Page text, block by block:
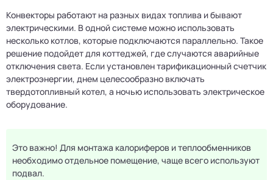
Конвекторы работают на разных видах топлива и бывают
электрическими. В одной системе можно использовать
несколько котлов, которые подключаются параллельно. Такое
решение подойдет для коттеджей, где случаются аварийные
отключения света. Если установлен тарификационный счетчик
электроэнергии, днем целесообразно включать
твердотопливный котел, а ночью использовать электрическое
оборудование.
Это важно! Для монтажа калориферов и теплообменников
необходимо отдельное помещение, чаще всего используют
подвал.